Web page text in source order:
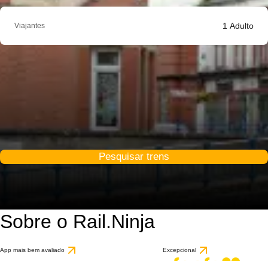
Viajantes 1 Adulto
Pesquisar trens
Sobre o Rail.Ninja
App mais bem avaliado Excepcional